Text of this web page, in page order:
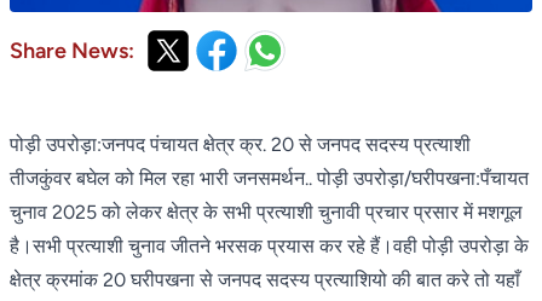
Share News:
पोड़ी उपरोड़ा:जनपद पंचायत क्षेत्र क्र. 20 से जनपद सदस्य प्रत्याशी
तीजकुंवर बघेल को मिल रहा भारी जनसमर्थन.. पोड़ी उपरोड़ा/घरीपखना:पँचायत
चुनाव 2025 को लेकर क्षेत्र के सभी प्रत्याशी चुनावी प्रचार प्रसार में मशगूल
है।सभी प्रत्याशी चुनाव जीतने भरसक प्रयास कर रहे हैं।वही पोड़ी उपरोड़ा के
क्षेत्र क्रमांक 20 घरीपखना से जनपद सदस्य प्रत्याशियो की बात करे तो यहाँ